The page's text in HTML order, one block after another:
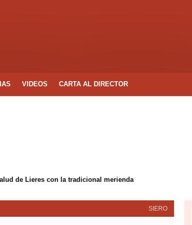
VIDEOS CARTA AL DIRECTOR
de Lieres con la tradicional merienda
SIERO